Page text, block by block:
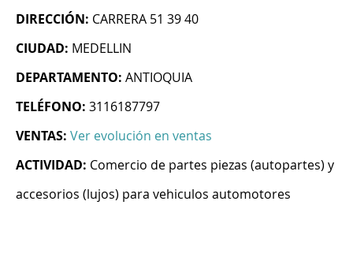
DIRECCIÓN: CARRERA 51 39 40
CIUDAD: MEDELLIN
DEPARTAMENTO: ANTIOQUIA
TELÉFONO: 3116187797
VENTAS: Ver evolución en ventas
ACTIVIDAD: Comercio de partes piezas (autopartes) y
accesorios (lujos) para vehiculos automotores